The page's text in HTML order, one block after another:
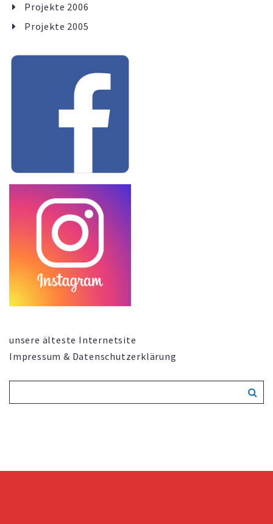
Projekte 2006
Projekte 2005
unsere älteste Internetsite
Impressum & Datenschutzerklärung